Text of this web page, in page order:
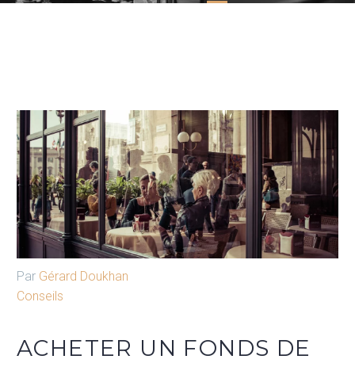
Par Gérard Doukhan
Conseils
ACHETER UN FONDS DE